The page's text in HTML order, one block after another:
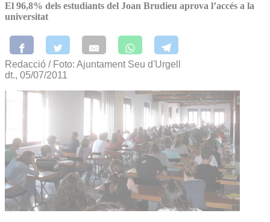
El 96,8% dels estudiants del Joan Brudieu aprova l’accés a la
universitat
Redacció / Foto: Ajuntament Seu d'Urgell
dt., 05/07/2011